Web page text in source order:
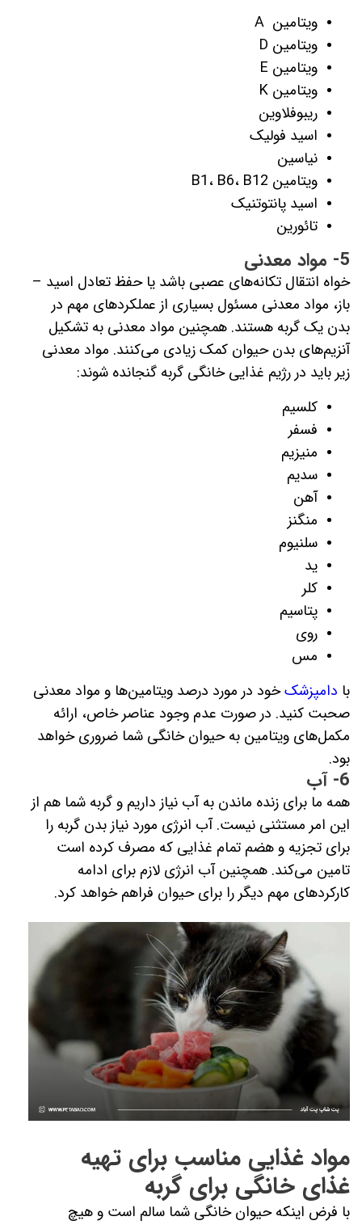
ویتامین A
ویتامین D
ویتامین E
ویتامین K
ریبوفلاوین
اسید فولیک
نیاسین
ویتامین B1، B6، B12
اسید پانتوتنیک
تائورین
5- مواد معدنی
خواه انتقال تکانه‌های عصبی باشد یا حفظ تعادل اسید –
باز، مواد معدنی مسئول بسیاری از عملکردهای مهم در
بدن یک گربه هستند. همچنین مواد معدنی به تشکیل
آنزیم‌های بدن حیوان کمک زیادی می‌کنند. مواد معدنی
زیر باید در رژیم غذایی خانگی گربه گنجانده شوند:
کلسیم
فسفر
منیزیم
سدیم
آهن
منگنز
سلنیوم
ید
کلر
پتاسیم
روی
مس
با دامپزشکخود در مورد درصد ویتامین‌ها و مواد معدنی
صحبت کنید. در صورت عدم وجود عناصر خاص، ارائه
مکمل‌های ویتامین به حیوان خانگی شما ضروری خواهد
بود.
6- آب
همه ما برای زنده ماندن به آب نیاز داریم و گربه شما هم از
این امر مستثنی نیست. آب انرژی مورد نیاز بدن گربه را
برای تجزیه و هضم تمام غذایی که مصرف کرده است
تامین می‌کند. همچنین آب انرژی لازم برای ادامه
کارکردهای مهم دیگر را برای حیوان فراهم خواهد کرد.
مواد غذایی مناسب برای تهیه
غذای خانگی برای گربه
با فرض اینکه حیوان خانگی شما سالم است و هیچ